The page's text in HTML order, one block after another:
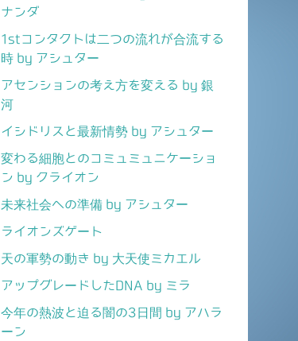
ナンダ
1stコンタクトは二つの流れが合流する
時 by アシュター
アセンションの考え方を変える by 銀
河
イシドリスと最新情勢 by アシュター
変わる細胞とのコミュミュニケーショ
ン by クライオン
未来社会への準備 by アシュター
ライオンズゲート
天の軍勢の動き by 大天使ミカエル
アップグレードしたDNA by ミラ
今年の熱波と迫る闇の3日間 by アハラ
ーン